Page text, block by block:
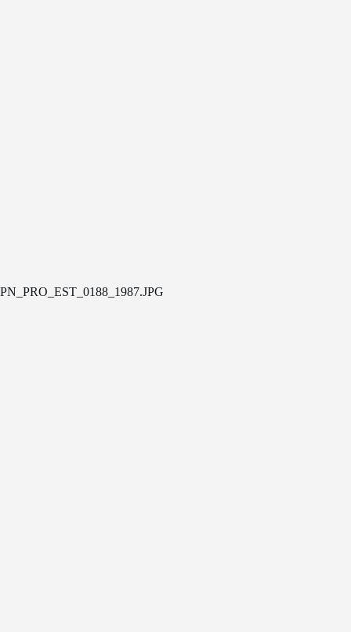
PN_PRO_EST_0188_1987.JPG